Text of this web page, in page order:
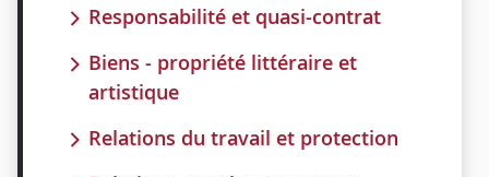
Responsabilité et quasi-contrat
Biens - propriété littéraire et
artistique
Relations du travail et protection